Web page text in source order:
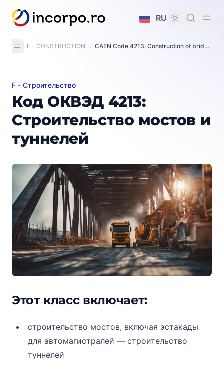
контенту
RU
F - CONSTRUCTION / CAEN Code 4213: Construction of bridges and tunnels
Код ОКВЭД 4213: Строительство мостов и туннелей
F - Строительство
Код ОКВЭД 4213:
Строительство мостов и
туннелей
Этот класс включает:
строительство мостов, включая эстакады
для автомагистралей — строительство
туннелей